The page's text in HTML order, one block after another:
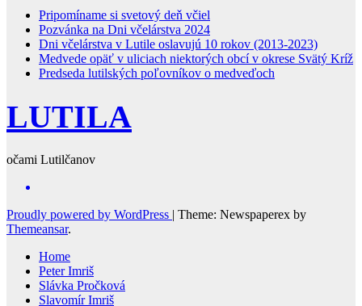
Pripomíname si svetový deň včiel
Pozvánka na Dni včelárstva 2024
Dni včelárstva v Lutile oslavujú 10 rokov (2013-2023)
Medvede opäť v uliciach niektorých obcí v okrese Svätý Kríž
Predseda lutilských poľovníkov o medveďoch
LUTILA
očami Lutilčanov
Proudly powered by WordPress | Theme: Newspaperex by
Themeansar.
Home
Peter Imriš
Slávka Pročková
Slavomír Imriš